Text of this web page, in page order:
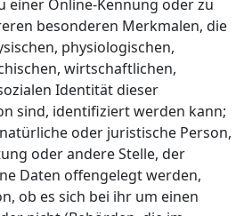
einer Online-Kennung oder zu
besonderen Merkmalen, die
physiologischen,
wirtschaftlichen,
Identität dieser
sind, identifiziert werden kann;
oder juristische Person,
oder andere Stelle, der
Daten offengelegt werden,
ob es sich bei ihr um einen